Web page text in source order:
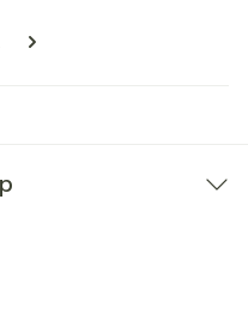
momenteel pagina